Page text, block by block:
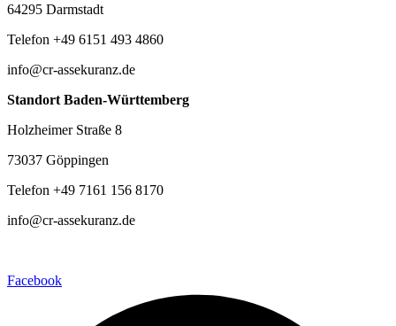
64295 Darmstadt
Telefon +49 6151 493 4860
info@cr-assekuranz.de
Standort Baden-Württemberg
Holzheimer Straße 8
73037 Göppingen
Telefon +49 7161 156 8170
info@cr-assekuranz.de
Facebook